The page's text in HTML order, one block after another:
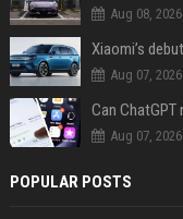
Aug 08, 2026
Aug 07, 2026
Aug 07, 2026
POPULAR POSTS